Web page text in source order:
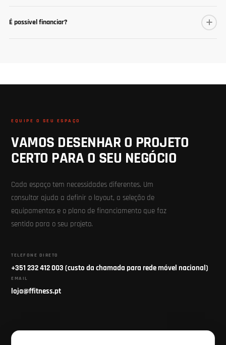
É possível financiar?
EQUIPE O SEU ESPAÇO
VAMOS DESENHAR O PROJETO
CERTO PARA O SEU NEGÓCIO
Cada espaço tem necessidades diferentes. Um
consultor ajuda a definir o layout, a seleção de
equipamentos e o plano de financiamento que faz
sentido para o seu projeto.
TELEFONE DIRETO
+351 232 412 003 (custo da chamada para rede móvel nacional)
EMAIL
loja@ffitness.pt